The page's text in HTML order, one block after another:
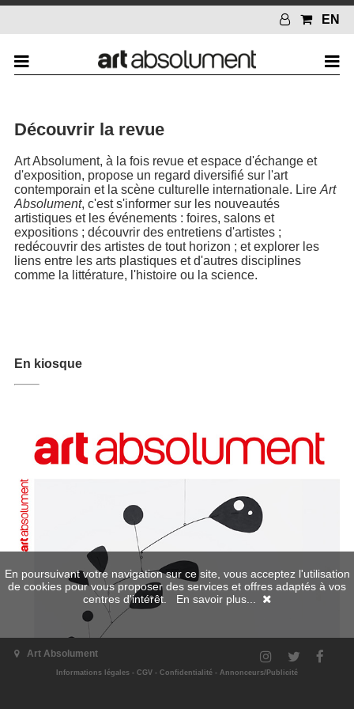
EN
Découvrir la revue
Art Absolument, à la fois revue et espace d'échange et
d'exposition, propose un regard diversifié sur l'art
contemporain et la scène culturelle internationale. Lire Art
Absolument, c'est s'informer sur les nouveautés
artistiques et les événements : foires, salons et
expositions ; découvrir des entretiens d'artistes ;
redécouvrir des artistes de tout horizon ; et explorer les
liens entre les arts plastiques et d'autres disciplines
comme la littérature, l'histoire ou la science.
En kiosque
Art Absolument
Informations légales - CGV - Confidentialité - Annonceurs/Publicité
En poursuivant votre navigation sur ce site, vous acceptez l'utilisation
de cookies pour vous proposer des services et offres adaptés à vos
centres d'intérêt. En savoir plus...